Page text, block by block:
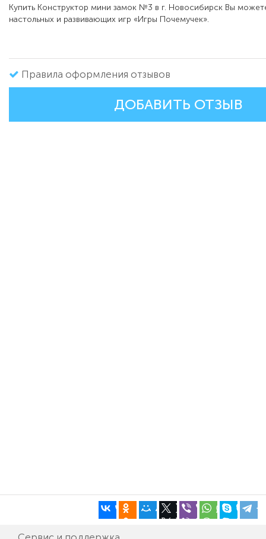
Купить Конструктор мини замок №3 в г. Новосибирск Вы
настольных и развивающих игр «Игры Почемучек».
Правила оформления отзывов
ДОБАВИТЬ ОТЗЫВ